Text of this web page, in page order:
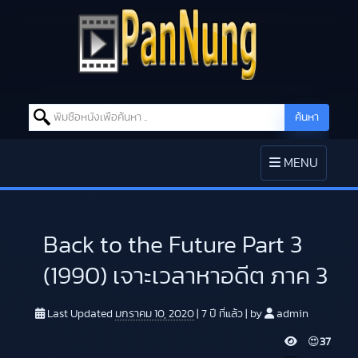
Search for: ค้นหา
TOGGLE
NAVIGATION
MENU
Back to the Future Part 3
(1990) เจาะเวลาหาอดีต ภาค 3
Last Updated มกราคม 10, 2020 7 ปี ที่แล้ว by admin
V 😍37